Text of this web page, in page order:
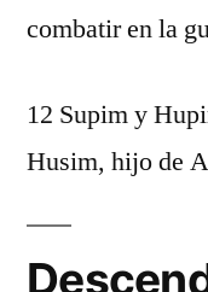
combatir en la
12 Supim y
Husim, hijo de